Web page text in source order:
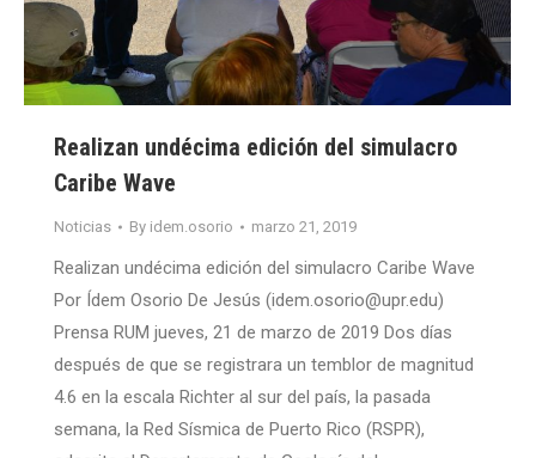
Realizan undécima edición del simulacro
Caribe Wave
Noticias By idem.osorio marzo 21, 2019
Realizan undécima edición del simulacro Caribe Wave
Por Ídem Osorio De Jesús (idem.osorio@upr.edu)
Prensa RUM jueves, 21 de marzo de 2019 Dos días
después de que se registrara un temblor de magnitud
4.6 en la escala Richter al sur del país, la pasada
semana, la Red Sísmica de Puerto Rico (RSPR),